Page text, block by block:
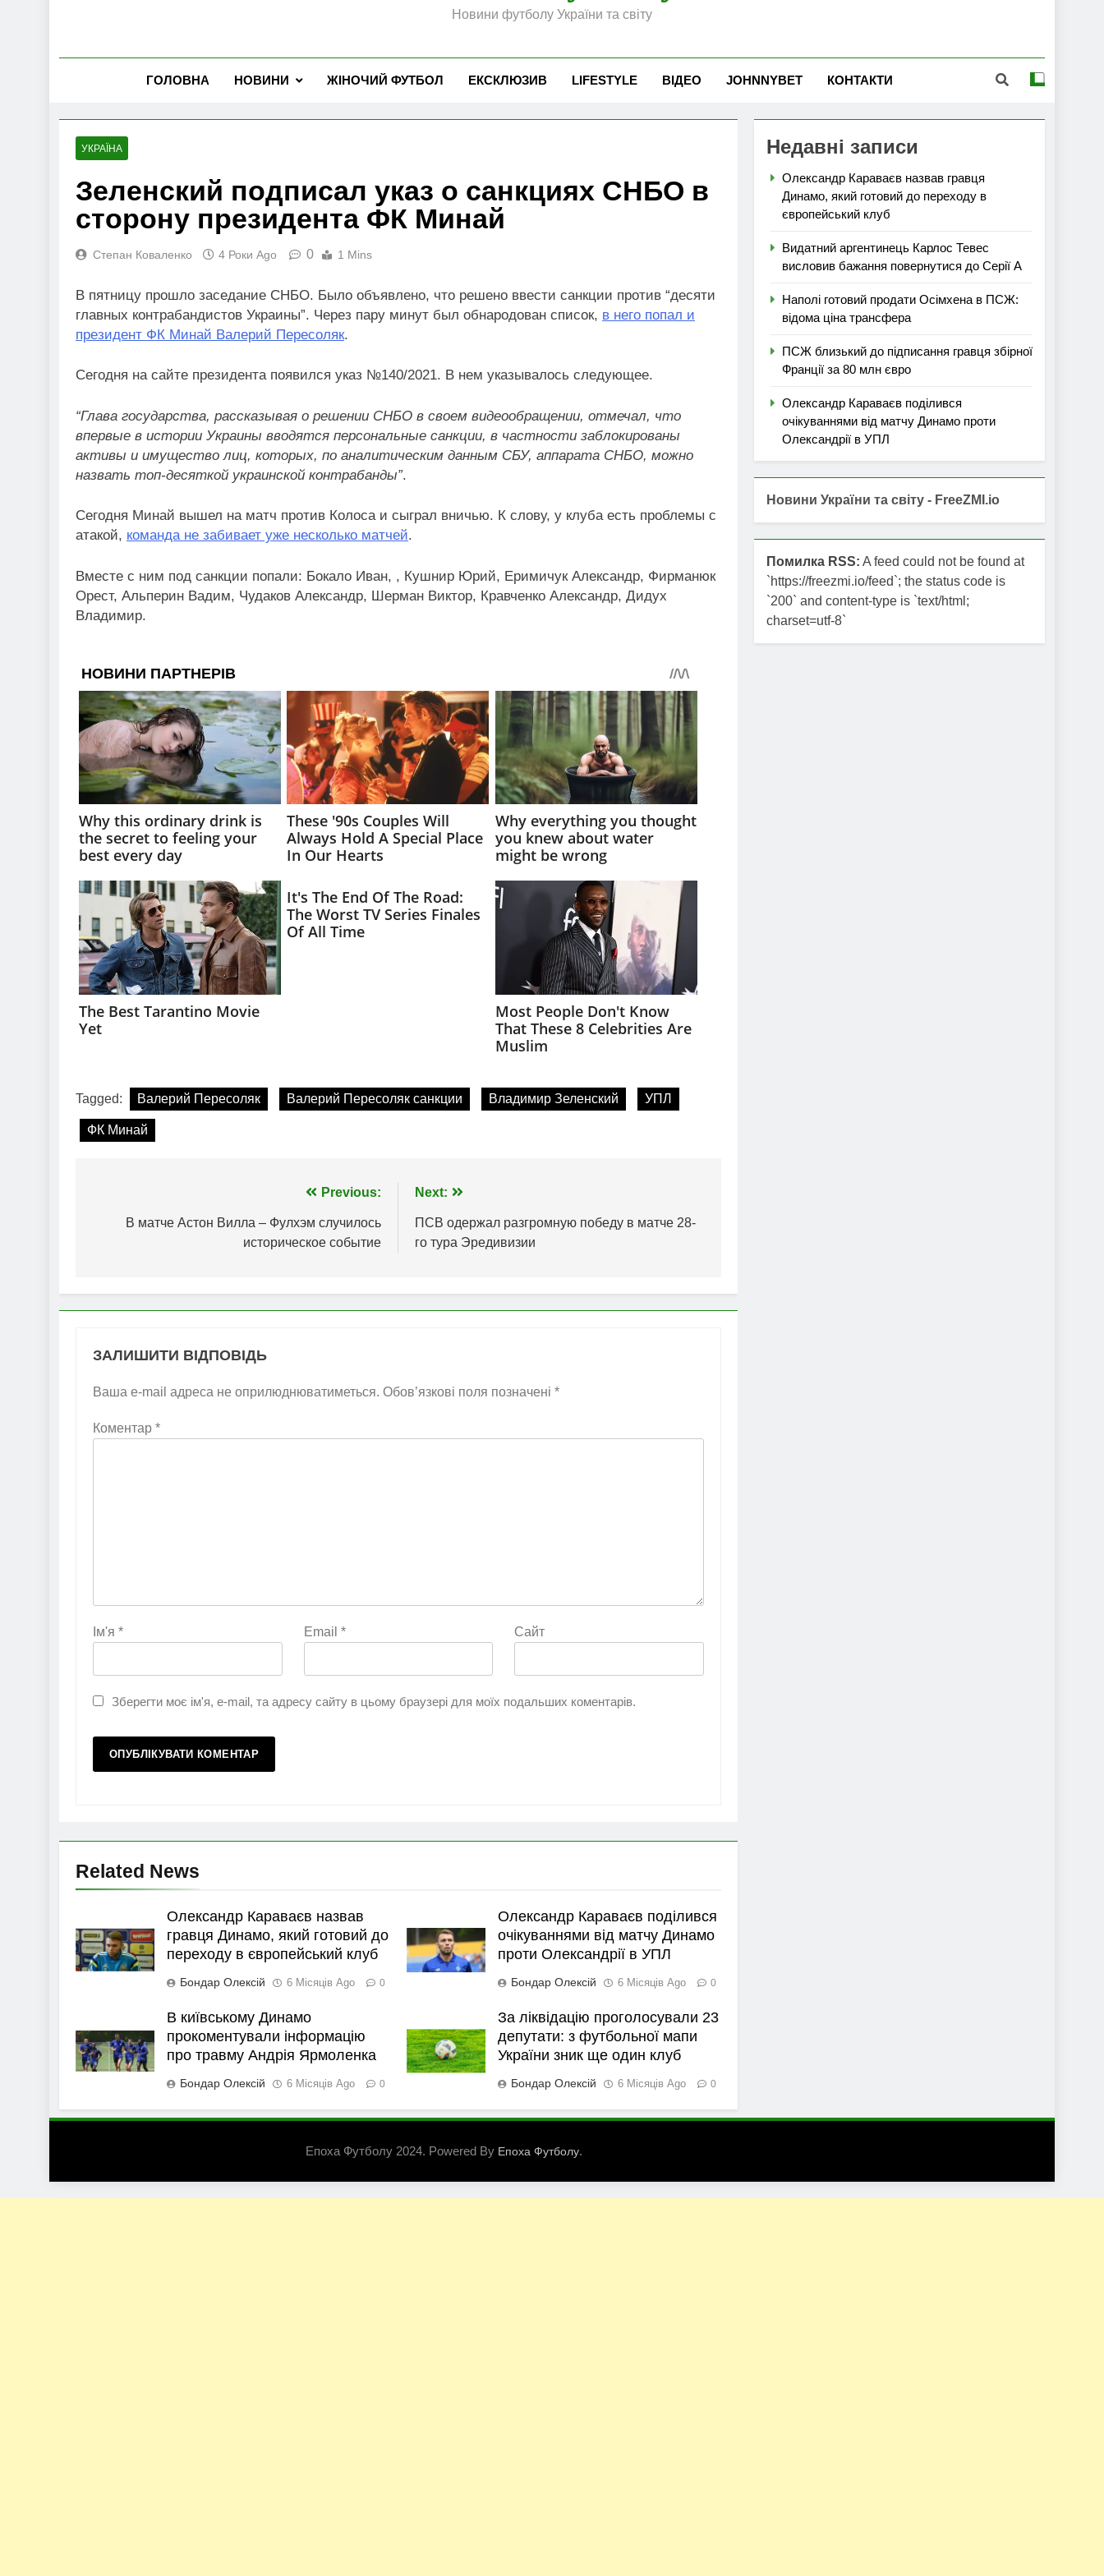
Новини футболу України та світу
ГОЛОВНА НОВИНИ ЖІНОЧИЙ ФУТБОЛ ЕКСКЛЮЗИВ LIFESTYLE ВІДЕО JOHNNYBET КОНТАКТИ
УКРАЇНА
Зеленский подписал указ о санкциях СНБО в
сторону президента ФК Минай
Степан Коваленко 4 Роки Ago 0 1 Mins
В пятницу прошло заседание СНБО. Было объявлено, что решено ввести санкции против “десяти
главных контрабандистов Украины”. Через пару минут был обнародован список, в него попал и
президент ФК Минай Валерий Пересоляк.
Сегодня на сайте президента появился указ №140/2021. В нем указывалось следующее.
“Глава государства, рассказывая о решении СНБО в своем видеообращении, отмечал, что
впервые в истории Украины вводятся персональные санкции, в частности заблокированы
активы и имущество лиц, которых, по аналитическим данным СБУ, аппарата СНБО, можно
назвать топ-десяткой украинской контрабанды”.
Сегодня Минай вышел на матч против Колоса и сыграл вничью. К слову, у клуба есть проблемы с
атакой, команда не забивает уже несколько матчей.
Вместе с ним под санкции попали: Бокало Иван, , Кушнир Юрий, Еримичук Александр, Фирманюк
Орест, Альперин Вадим, Чудаков Александр, Шерман Виктор, Кравченко Александр, Дидух
Владимир.
Tagged: Валерий Пересоляк Валерий Пересоляк санкции Владимир Зеленский УПЛ
ФК Минай
записів
Previous:
В матче Астон Вилла – Фулхэм случилось
историческое событие
Next:
ПСВ одержал разгромную победу в матче 28-
го тура Эредивизии
ЗАЛИШИТИ ВІДПОВІДЬ
Ваша e-mail адреса не оприлюднюватиметься. Обов’язкові поля позначені *
Коментар *
Ім'я * Email * Сайт
Зберегти моє ім'я, e-mail, та адресу сайту в цьому браузері для моїх подальших коментарів.
Related News
Олександр Караваєв назвав
гравця Динамо, який готовий до
переходу в європейський клуб
Бондар Олексій 6 Місяців Ago 0
Олександр Караваєв поділився
очікуваннями від матчу Динамо
проти Олександрії в УПЛ
Бондар Олексій 6 Місяців Ago 0
В київському Динамо
прокоментували інформацію
про травму Андрія Ярмоленка
Бондар Олексій 6 Місяців Ago 0
За ліквідацію проголосували 23
депутати: з футбольної мапи
України зник ще один клуб
Бондар Олексій 6 Місяців Ago 0
Недавні записи
Олександр Караваєв назвав гравця
Динамо, який готовий до переходу в
європейський клуб
Видатний аргентинець Карлос Тевес
висловив бажання повернутися до Серії А
Наполі готовий продати Осімхена в ПСЖ:
відома ціна трансфера
ПСЖ близький до підписання гравця збірної
Франції за 80 млн євро
Олександр Караваєв поділився
очікуваннями від матчу Динамо проти
Олександрії в УПЛ
Новини України та світу - FreeZMI.io
Помилка RSS: A feed could not be found at
`https://freezmi.io/feed`; the status code is
`200` and content-type is `text/html;
charset=utf-8`
Епоха Футболу 2024. Powered By Епоха Футболу.